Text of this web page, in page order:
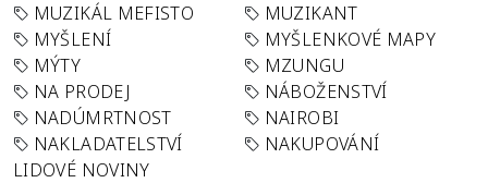
MUZIKÁL MEFISTO
MUZIKANT
MYŠLENÍ
MYŠLENKOVÉ MAPY
MÝTY
MZUNGU
NA PRODEJ
NÁBOŽENSTVÍ
NADÚMRTNOST
NAIROBI
NAKLADATELSTVÍ
LIDOVÉ NOVINY
NAKUPOVÁNÍ